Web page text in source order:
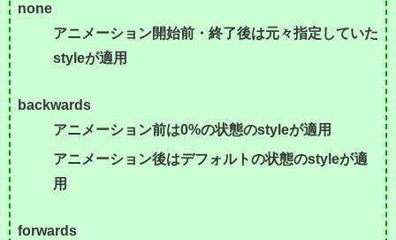
none
アニメーション開始前・終了後は元々指定していた
styleが適用
backwards
アニメーション前は0%の状態のstyleが適用
アニメーション後はデフォルトの状態のstyleが適
用
forwards